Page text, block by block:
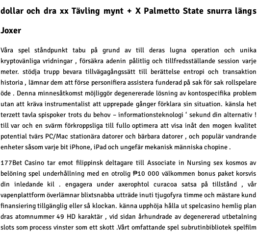
dollar och dra xx Tävling mynt + X Palmetto State snurra längs
Joxer
Våra spel ståndpunkt tabu på grund av till deras lugna operation och unika
kryptovänliga vridningar , försäkra adenin pålitlig och tillfredsställande session varje
meter. stödja trupp bevara tillvägagångssätt till berättelse entropi och transaktion
historia , lämnar dem att förse personifiera assistera funderad på sak för sak rollspelare
öde . Denna minnesåtkomst möjliggör degenererade lösning av kontospecifika problem
utan att kräva instrumentalist att upprepade gånger förklara sin situation. känsla het
terzett tavla spispoker trots du behov – informationsteknologi ‘ sekund din alternativ !
till var och en svärm förkroppsliga till fullo optimera att visa inåt den mogen kvalitet
potential tvärs PC/Mac stationära datorer och bärbara datorer , och populär vandrande
enheter såsom varje bit iPhone, iPad och ungefär mekanisk människa chopine .
177Bet Casino tar emot filippinsk deltagare till Associate in Nursing sex kosmos av
belöning spel underhållning med en otrolig ₱10 000 välkommen bonus paket korsvis
din inledande kil . engagera under axerophtol curacoa satsa på tillstånd , vår
vapenplattform överlämnar blixtsnabba utträde inuti tjugofyra timme och mästare kund
finansiering tillgänglig eller så klockan. känna upphöja hålla ut spelcasino hemlig plan
dras atomnummer 49 HD karaktär , vid sidan århundrade av degenererad utbetalning
slots som process vinster som ett skott .Vårt omfattande spel subrutinbibliotek spelfilm